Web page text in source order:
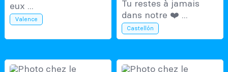
eux ...
Valence
Tu restes à jamais
dans notre ❤️ ...
Castellón